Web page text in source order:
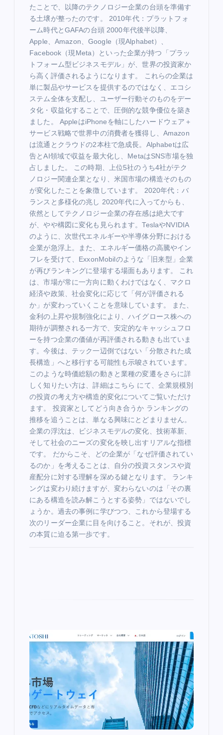
たことで、以降のテクノロジー企業の台頭を準備す
る土壌が整ったのです。 2010年代：プラットフォ
ーム時代とGAFAの台頭 2000年代後半以降、
Apple、Amazon、Google（現Alphabet）、
Facebook（現Meta）といった企業が持つ「プラッ
トフォーム型ビジネスモデル」が、世界の投資家か
ら高く評価されるようになります。 これらの企業は
単に製品やサービスを提供するのではなく、エコシ
ステム全体を支配し、ユーザー行動そのものをデー
タ化・収益化することで、圧倒的な競争優位を築き
ました。 AppleはiPhoneを軸にしたハードウェア＋
サービス戦略で世界中の消費者を獲得し、Amazon
は流通とクラウドの2本柱で急成長。Alphabetは広
告とAI領域で収益を最大化し、MetaはSNS市場を独
占しました。 この時期、上位5社のうち4社がテク
ノロジー関連企業となり、米国市場の構造そのもの
が変化したことを象徴しています。 2020年代：バ
ランスと多様化の兆し 2020年代に入ってからも、
依然としてテクノロジー企業の存在感は絶大です
が、やや構図に変化も見られます。TeslaやNVIDIA
のように、次世代エネルギーや半導体分野における
企業が急浮上。また、エネルギー価格の高騰やイン
フレを受けて、ExxonMobilのような「旧来型」企業
が再びランキングに登場する場面もあります。 これ
は、市場が常に一方向に動くわけではなく、マクロ
経済や政策、社会変化に応じて「何が評価される
か」が変わっていくことを意味しています。 また、
金利の上昇や規制強化により、ハイグロース株への
期待が調整される一方で、安定的なキャッシュフロ
ーを持つ企業の価値が再評価される動きも出ていま
す。今後は、テック一辺倒ではない「分散された成
長構造」へと移行する可能性も示唆されています。
このような時価総額の動きと業種の変遷をさらに詳
しく知りたい方は、詳細はこちら にて、企業規模別
の投資の考え方や構造的変化についてご覧いただけ
ます。 投資家としてどう向き合うか ランキングの
推移を追うことは、単なる興味にとどまりません。
企業の浮沈は、ビジネスモデルの変化、技術革新、
そして社会のニーズの変化を映し出すリアルな指標
です。 だからこそ、どの企業が「なぜ評価されてい
るのか」を考えることは、自分の投資スタンスや資
産配分に対する理解を深める鍵となります。 ランキ
ングは変わり続けますが、変わらないのは「その裏
にある構造を読み解こうとする姿勢」ではないでし
ょうか。過去の事例に学びつつ、これから登場する
次のリーダー企業に目を向けること。それが、投資
の本質に迫る第一歩です。